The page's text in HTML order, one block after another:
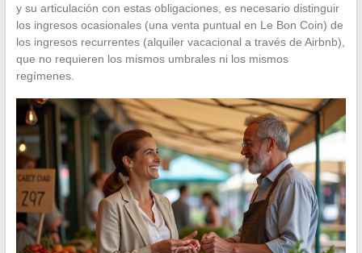
y su articulación con estas obligaciones, es necesario distinguir
los ingresos ocasionales (una venta puntual en Le Bon Coin) de
los ingresos recurrentes (alquiler vacacional a través de Airbnb),
que no requieren los mismos umbrales ni los mismos
regímenes.